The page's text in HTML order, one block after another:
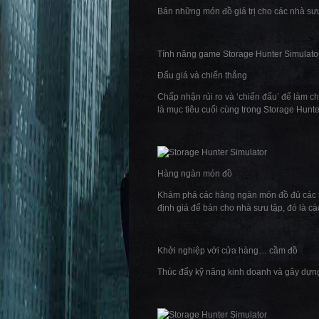
Bán những món đồ giá trị cho các nhà
Tính năng game Storage Hunter
Đấu giá và chiến thắng
Chấp nhận rủi ro và ‘chiến đấu’ để làm
là mục tiêu cuối cùng trong Storage
Hàng ngàn món đồ
Khám phá các hàng ngàn món đồ đủ
định giá để bán cho nhà sưu tập, đó là
Khởi nghiệp với cửa hàng… cầm đồ
Thúc đẩy kỹ năng kinh doanh và gây